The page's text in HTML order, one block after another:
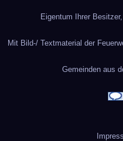
Eigentum Ihrer
Mit Bild-/ Textmaterial der
Gemeinden aus